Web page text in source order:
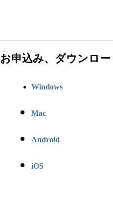
お申込み、ダウンロ
Windows
Mac
Android
iOS